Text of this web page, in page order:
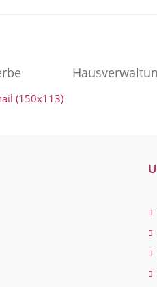
(150x113)